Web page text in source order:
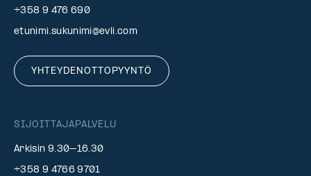
+358 9 476 690
etunimi.sukunimi@evli.com
YHTEYDENOTTOPYYNTÖ
SIJOITTAJAPALVELU
Arkisin 9.30–16.30
+358 9 4766 9701